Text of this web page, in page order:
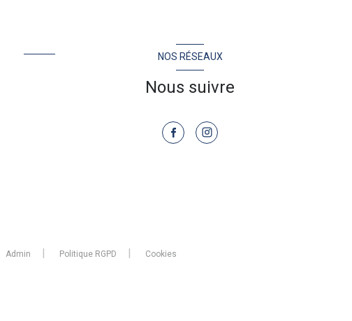
NOS RÉSEAUX
Nous suivre
Admin Politique RGPD Cookies